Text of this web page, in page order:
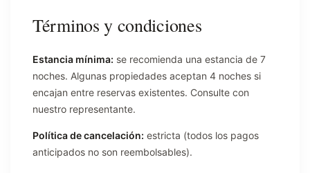
Términos y condiciones
Estancia mínima: se recomienda una estancia de 7
noches. Algunas propiedades aceptan 4 noches si
encajan entre reservas existentes. Consulte con
nuestro representante.
Política de cancelación: estricta (todos los pagos
anticipados no son reembolsables).